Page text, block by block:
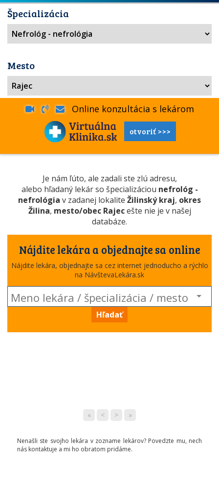
Špecializácia
Mesto
Online konzultácia s lekárom
otvoriť >>>
Je nám ľúto, ale zadali ste zlú adresu,
alebo hľadaný lekár so špecializáciou nefrológ -
nefrológia v zadanej lokalite Žilinský kraj, okres
Žilina, mesto/obec Rajecešte nie je v našej
databáze.
Nájdite lekára a objednajte sa online
Nájdite lekára, objednajte sa cez internet jednoducho a rýchlo
na NávštevaLekára.sk
Hľadať
« < > »
Nenašli ste svojho lekára v zozname lekárov? Povedzte mu, nech
nás kontaktuje a mi ho obratom pridáme.